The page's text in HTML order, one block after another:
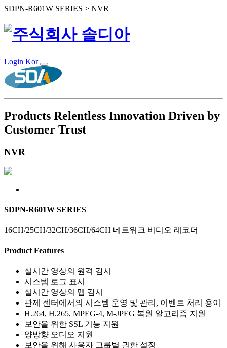
SDPN-R601W SERIES > NVR
Login Kor
Products Relentless Innovation Driven by
Customer Trust
NVR
SDPN-R601W SERIES
16CH/25CH/32CH/36CH/64CH 네트워크 비디오 레코더
Product Features
실시간 영상의 원격 감시
시스템 로그 표시
실시간 영상의 맵 감시
관제 센터에서의 시스템 운영 및 관리, 이벤트 처리 용이
H.264, H.265, MPEG-4, M-JPEG 복원 알고리즘 지원
보안을 위한 SSL 기능 지원
양방향 오디오 지원
보안을 위해 사용자 그룹별 권한 설정